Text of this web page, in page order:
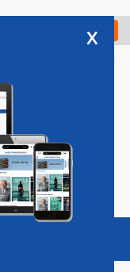
Check in
Vacatures
x